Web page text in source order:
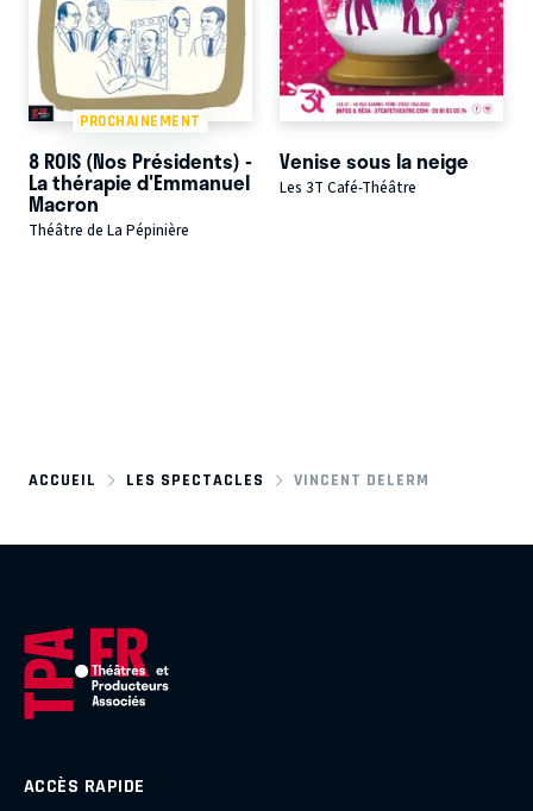
PROCHAINEMENT
8 ROIS (Nos Présidents) -
La thérapie d'Emmanuel
Macron
Théâtre de La Pépinière
Venise sous la neige
Les 3T Café-Théâtre
ACCUEIL LES SPECTACLES VINCENT DELERM
ACCÈS RAPIDE